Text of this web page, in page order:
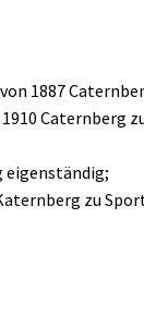
1887
Caternberg
eigenständig;
zu